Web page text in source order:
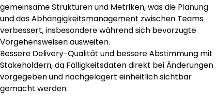
gemeinsame Strukturen und Metriken, was die Planung
und das Abhängigkeitsmanagement zwischen Teams
verbessert, insbesondere während sich bevorzugte
Vorgehensweisen ausweiten.
Bessere Delivery-Qualität und bessere Abstimmung mit
Stakeholdern, da Fälligkeitsdaten direkt bei Änderungen
vorgegeben und nachgelagert einheitlich sichtbar
gemacht werden.